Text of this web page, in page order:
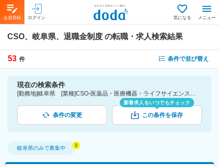
会員登録 ログイン 気になる メニュー
CSO、岐阜県、退職金制度 の転職・求人検索結果
53 件 条件で並び替え
現在の検索条件
[勤務地]岐阜県 [業種]CSO-医薬品・医療機器・ライフサイエンス・医療系サービス [詳細条件](待遇・福利厚生)退職金制度
条件の変更
新着求人をいつでもチェック
この条件を保存
岐阜県のみで募集中